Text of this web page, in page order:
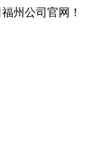
州公司官网！